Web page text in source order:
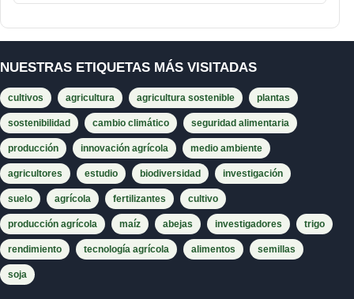
NUESTRAS ETIQUETAS MÁS VISITADAS
cultivos agricultura agricultura sostenible plantas
sostenibilidad cambio climático seguridad alimentaria
producción innovación agrícola medio ambiente
agricultores estudio biodiversidad investigación
suelo agrícola fertilizantes cultivo
producción agrícola maíz abejas investigadores trigo
rendimiento tecnología agrícola alimentos semillas
soja